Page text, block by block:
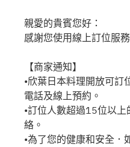
親愛的貴賓您好：
感謝您使用線上訂位服務
【商家通知】
•欣葉日本料理開放可訂
電話及線上預約。
•訂位人數超過15位以
絡。
•為了您的健康和安全．